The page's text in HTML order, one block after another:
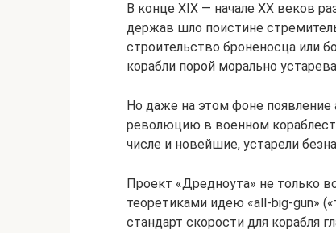
В конце XIX — начале XX веков
держав шло поистине
строительство броненосца или
корабли порой морально
Но даже на этом фоне появление
революцию в военном
числе и новейшие, устарели
Проект «Дредноута» не только
теоретиками идею «all-big-gun»
стандарт скорости для корабля